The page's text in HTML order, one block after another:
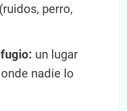
perro,
un lugar
nadie lo